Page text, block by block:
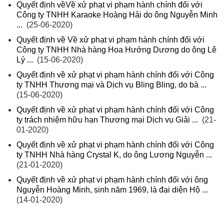
Quyết định vềVề xử phạt vi phạm hành chính đối với
Công ty TNHH Karaoke Hoàng Hải do ông Nguyễn Minh
... (25-06-2020)
Quyết định về Về xử phạt vi phạm hành chính đối với
Công ty TNHH Nhà hàng Hoa Hướng Dương do ông Lê
Lý ... (15-06-2020)
Quyết định về xử phạt vi phạm hành chính đối với Công
ty TNHH Thương mại và Dịch vụ Bling Bling, do bà ...
(15-06-2020)
Quyết định về xử phạt vi phạm hành chính đối với Công
ty trách nhiệm hữu hạn Thương mại Dịch vụ Giải ... (21-
01-2020)
Quyết định về xử phạt vi phạm hành chính đối với Công
ty TNHH Nhà hàng Crystal K, do ông Lương Nguyễn ...
(21-01-2020)
Quyết định về xử phạt vi phạm hành chính đối với ông
Nguyễn Hoàng Minh, sinh năm 1969, là đại diện Hộ ...
(14-01-2020)